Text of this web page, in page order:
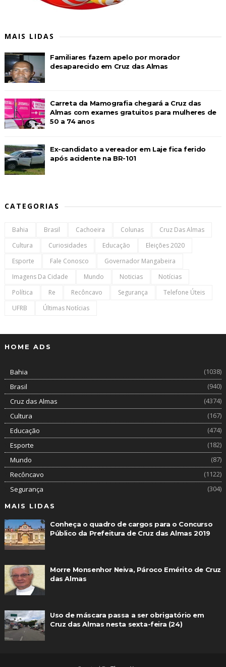
MAIS LIDAS
Familiares fazem apelo por morador
desaparecido em Cruz das Almas
Carreta da Mamografia chegará a Cruz das
Almas com exames gratuitos para mulheres de
50 a 74 anos
Ex-candidato a vereador em Laje fica ferido
após acidente na BR-101
CATEGORIAS
Bahia Brasil Cachoeira Colunas
Cruz Das Almas
Cultura
Curiosidades Educação
Eleições 2020
Esporte
Fale Conosco
Governador Mangabeira
Imagens Da Cidade
Mundo Noticias
Notícias
Política
Re Recôncavo Segurança
Telefone Úteis
UFRB
Últimas Notícias
HOME ADS
Bahia
(1038)
Brasil
(940)
Cruz das Almas
(4374)
Cultura
(167)
Educação
(474)
Esporte
(182)
Mundo
(87)
Recôncavo
(1122)
Segurança
(304)
MAIS LIDAS
Conheça o quadro de cargos para o Concurso
Público da Prefeitura de Cruz das Almas 2019
Morre Monsenhor Neiva, Pároco Emérito de Cruz
das Almas
Uso de máscara passa a ser obrigatório em
Cruz das Almas nesta sexta-feira (24)